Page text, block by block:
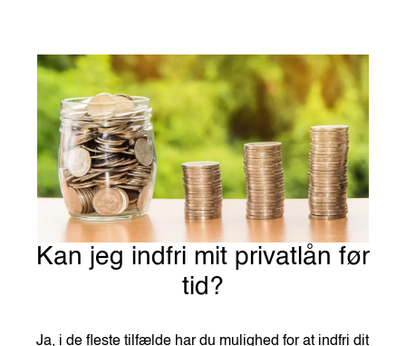
Kan jeg indfri mit privatlån før
tid?
Ja, i de fleste tilfælde har du mulighed for at indfri dit